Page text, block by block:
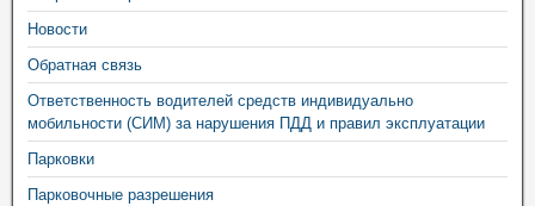
Новости
Обратная связь
Ответственность водителей средств индивидуально
мобильности (СИМ) за нарушения ПДД и правил эксплуатации
Парковки
Парковочные разрешения